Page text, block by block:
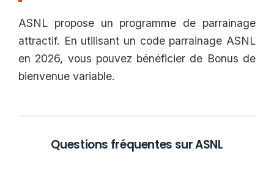
ASNL propose un programme de parrainage
attractif. En utilisant un code parrainage ASNL
en 2026, vous pouvez bénéficier de Bonus de
bienvenue variable.
Questions fréquentes sur ASNL